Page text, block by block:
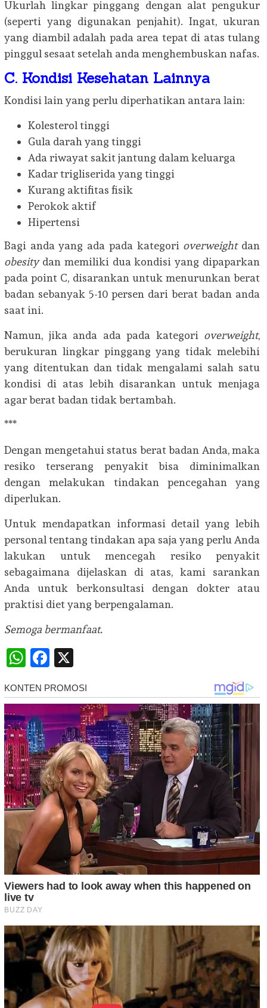
Ukurlah lingkar pinggang dengan alat pengukur
(seperti yang digunakan penjahit). Ingat, ukuran
yang diambil adalah pada area tepat di atas tulang
pinggul sesaat setelah anda menghembuskan nafas.
C. Kondisi Kesehatan Lainnya
Kondisi lain yang perlu diperhatikan antara lain:
Kolesterol tinggi
Gula darah yang tinggi
Ada riwayat sakit jantung dalam keluarga
Kadar trigliserida yang tinggi
Kurang aktifitas fisik
Perokok aktif
Hipertensi
Bagi anda yang ada pada kategori overweightdan
obesitydan memiliki dua kondisi yang dipaparkan
pada point C, disarankan untuk menurunkan berat
badan sebanyak 5-10 persen dari berat badan anda
saat ini.
Namun, jika anda ada pada kategori overweight,
berukuran lingkar pinggang yang tidak melebihi
yang ditentukan dan tidak mengalami salah satu
kondisi di atas lebih disarankan untuk menjaga
agar berat badan tidak bertambah.
***
Dengan mengetahui status berat badan Anda, maka
resiko terserang penyakit bisa diminimalkan
dengan melakukan tindakan pencegahan yang
diperlukan.
Untuk mendapatkan informasi detail yang lebih
personal tentang tindakan apa saja yang perlu Anda
lakukan untuk mencegah resiko penyakit
sebagaimana dijelaskan di atas, kami sarankan
Anda untuk berkonsultasi dengan dokter atau
praktisi diet yang berpengalaman.
Semoga bermanfaat.
WhatsApp
Facebook